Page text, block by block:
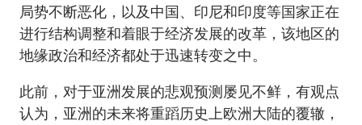
局势不断恶化，以及中国、印尼和印度等国家正在
进行结构调整和着眼于经济发展的改革，该地区的
地缘政治和经济都处于迅速转变之中。
此前，对于亚洲发展的悲观预测屡见不鲜，有观点
认为，亚洲的未来将重蹈历史上欧洲大陆的覆辙，